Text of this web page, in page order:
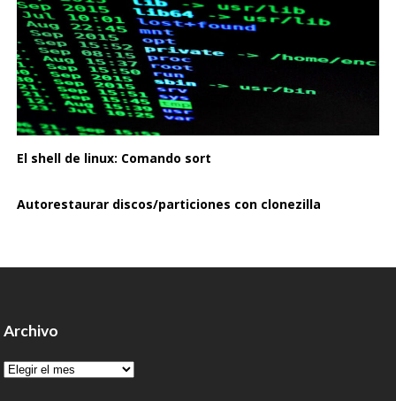
El shell de linux: Comando sort
Autorestaurar discos/particiones con clonezilla
Archivo
Archivo